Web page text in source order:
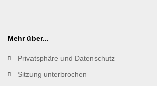
Mehr über...
Privatsphäre und Datenschutz
Sitzung unterbrochen